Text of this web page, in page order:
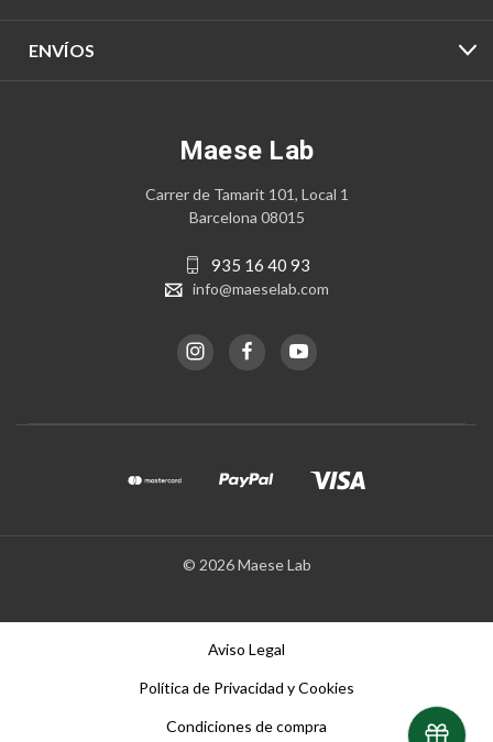
ENVÍOS
Maese Lab
Carrer de Tamarit 101, Local 1
Barcelona 08015
935 16 40 93
info@maeselab.com
© 2026 Maese Lab
Aviso Legal
Política de Privacidad y Cookies
Condiciones de compra